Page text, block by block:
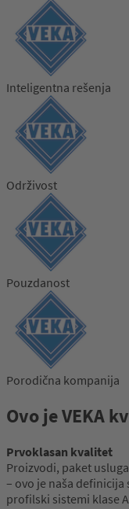
Inteligentna rešenja
Održivost
Pouzdanost
Porodična kompanija
Ovo je VEKA
Prvoklasan kvalitet
Proizvodi, paket
– ovo je naša
profilski sistemi klase